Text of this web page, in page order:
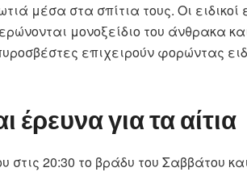
μέσα στα σπίτια τους. Οι ειδικοί
μονοξείδιο του άνθρακα
επιχειρούν φορώντας
έρευνα για τα αίτια
στις 20:30 το βράδυ του Σαββάτου